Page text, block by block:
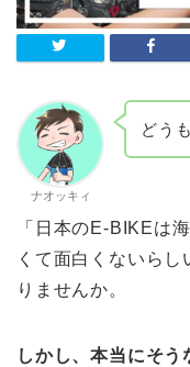
ナオッキィ
どうも
「日本のE-BIKEは
くて面白くないら
りませんか。
しかし、本当にそ